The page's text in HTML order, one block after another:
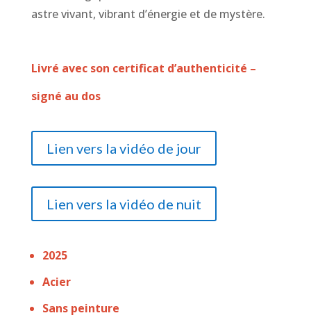
astre vivant, vibrant d’énergie et de mystère.
Livré avec son certificat d’authenticité –
signé au dos
Lien vers la vidéo de jour
Lien vers la vidéo de nuit
2025
Acier
Sans peinture